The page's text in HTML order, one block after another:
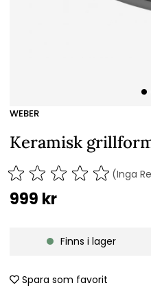
WEBER
Keramisk
(Inga
999 kr
Finns i lager
Spara som favorit